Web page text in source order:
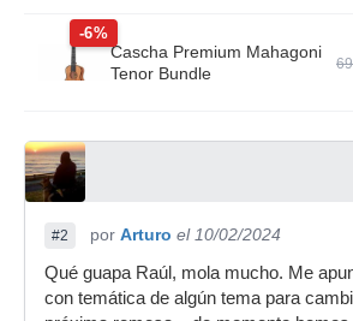
-6%
Cascha Premium Mahagoni
Tenor Bundle
#2 por Arturo el 10/02/2024
Qué guapa Raúl, mola mucho. Me
con temática de algún tema para